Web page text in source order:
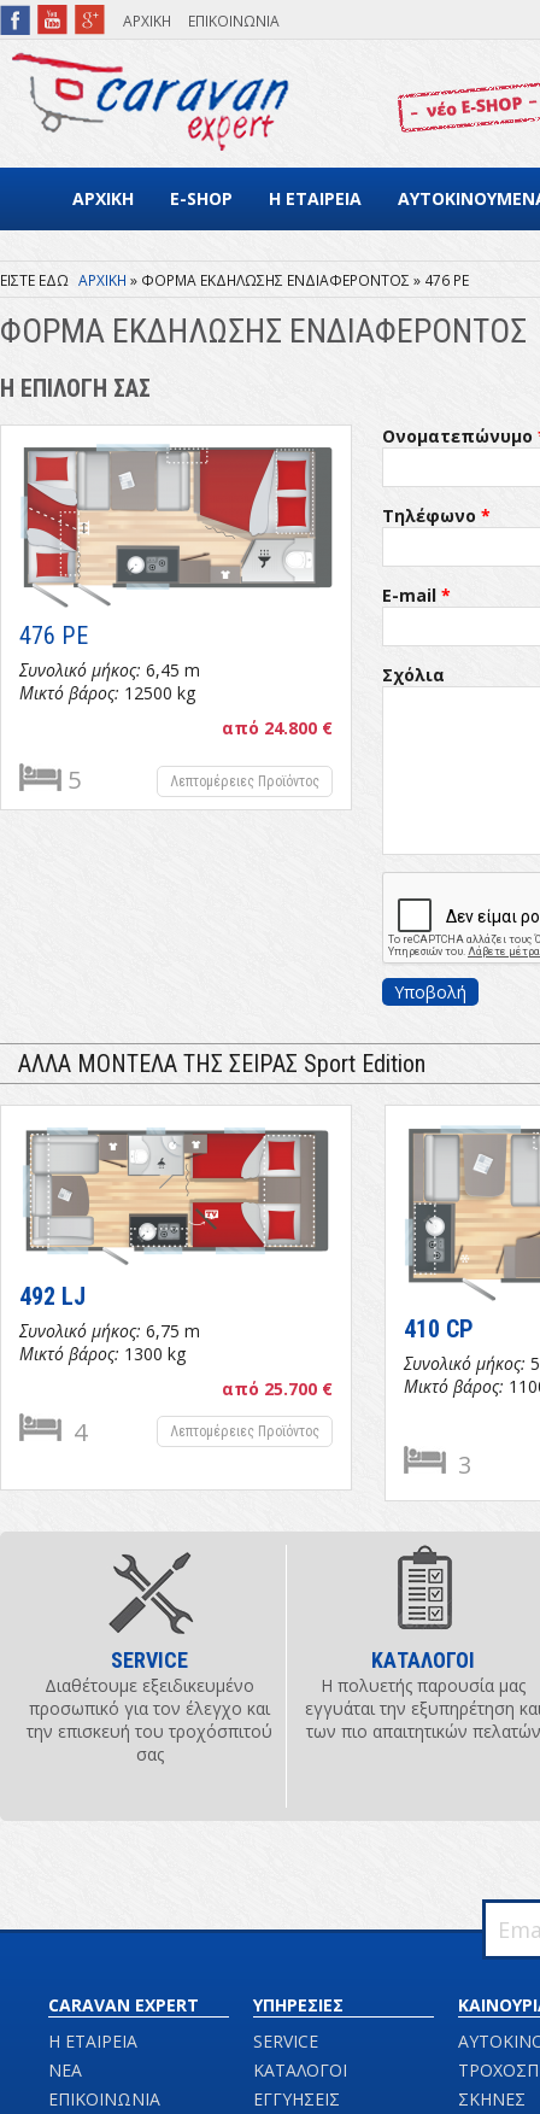
Παράκαμψη προς το κυρίως περιεχόμενο
ΑΡΧΙΚΗ ΕΠΙΚΟΙΝΩΝΙΑ
ΑΡΧΙΚΗ E-SHOP Η ΕΤΑΙΡΕΙΑ
Είστε εδώ
ΑΡΧΙΚΗ ΦΟΡΜΑ ΕΚΔΗΛΩΣΗΣ ΕΝΔΙΑΦΕΡΟΝΤΟΣ 476 PE
ΦΟΡΜΑ ΕΚΔΗΛΩΣΗΣ ΕΝΔΙΑΦΕΡΟΝΤΟΣ
Η ΕΠΙΛΟΓΗ ΣΑΣ
476 PE
Συνολικό μήκος: 6,45 m
Μικτό βάρος: 12500 kg
5
από 24.800 €
Λεπτομέρειες Προϊόντος
Ονοματεπώνυμο
Τηλέφωνο *
E-mail *
Προϊόν
Σχόλια
ΑΛΛΑ ΜΟΝΤΕΛΑ ΤΗΣ ΣΕΙΡΑΣ Sport Edition
492 LJ
Συνολικό μήκος: 6,75 m
Μικτό βάρος: 1300 kg
4
από 25.700 €
Λεπτομέρειες Προϊόντος
410 CP
Συνολικό μήκος:
Μικτό βάρος:
3
SERVICE
Διαθέτουμε εξειδικευμένο
προσωπικό για τον έλεγχο και
την επισκευή του τροχόσπιτού
σας
ΚΑΤΑΛΟΓΟΙ
Η πολυετής παρουσία μας
εγγυάται την εξυπηρέτηση
των πιο απαιτητικών πελατών
CARAVAN EXPERT
Η ΕΤΑΙΡΕΙΑ
ΝΕΑ
ΕΠΙΚΟΙΝΩΝΙΑ
ΥΠΗΡΕΣΙΕΣ
SERVICE
ΚΑΤΑΛΟΓΟΙ
ΕΓΓΥΗΣΕΙΣ
ΣΚΗΝΕΣ